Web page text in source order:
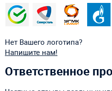
Нет Вашего логотипа?
Напишите нам!
Ответственное